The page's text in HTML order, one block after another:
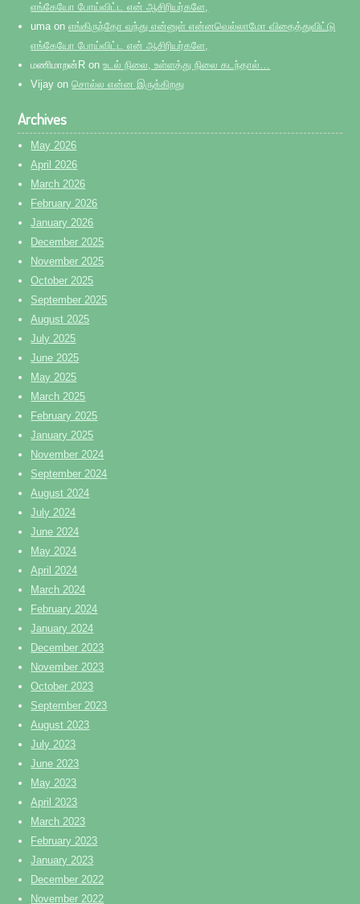
எங்கேயோ போய்விட்ட என் ஆசிரியர்களே,
uma onஎங்கிருந்தோ வந்து என்னுள் என்னவெல்லாமோ விதைத்துவிட்டு
எங்கேயோ போய்விட்ட என் ஆசிரியர்களே,
மணிமாறன்R onஉடல் நிலை, உள்ளத்து நிலை கடந்தால்…
Vijay onசொல்ல என்ன இருக்கிறது
Archives
May 2026
April 2026
March 2026
February 2026
January 2026
December 2025
November 2025
October 2025
September 2025
August 2025
July 2025
June 2025
May 2025
March 2025
February 2025
January 2025
November 2024
September 2024
August 2024
July 2024
June 2024
May 2024
April 2024
March 2024
February 2024
January 2024
December 2023
November 2023
October 2023
September 2023
August 2023
July 2023
June 2023
May 2023
April 2023
March 2023
February 2023
January 2023
December 2022
November 2022